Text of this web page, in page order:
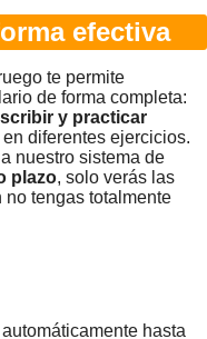
efectiva
te permite
de forma completa:
y practicar
diferentes ejercicios.
nuestro sistema de
plazo, solo verás las
no tengas totalmente
hasta